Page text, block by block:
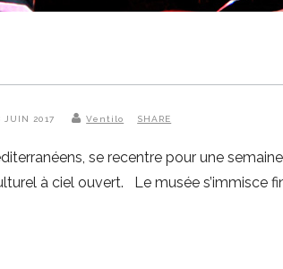
JUIN 2017 Ventilo SHARE
se recentre pour une
à ciel ouvert. Le musée s’immisce